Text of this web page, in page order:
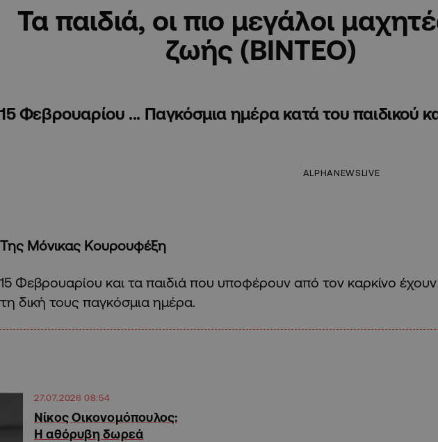
Τα παιδιά, οι πιο μεγάλοι
ζωής (ΒΙΝΤΕΟ)
15 Φεβρουαρίου ... Παγκόσμια ημέρα κατά του παιδικού
ALPHANEWSLIVE
Της Μόνικας Κουρουφέξη
15 Φεβρουαρίου και τα παιδιά που υποφέρουν από τον καρκίνο έχουν
τη δική τους παγκόσμια ημέρα.
27.07.2026 08:54
Νίκος Οικονομόπουλος:
Η αθόρυβη δωρεά